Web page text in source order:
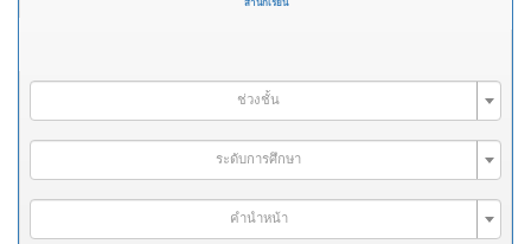
ช่วงชั้น
ระดับการศึกษา
คำนำหน้า